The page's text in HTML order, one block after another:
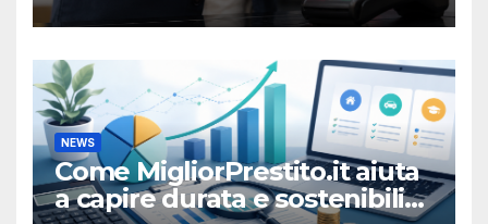
NEWS
Come MigliorPrestito.it aiuta
a capire durata e sostenibilità